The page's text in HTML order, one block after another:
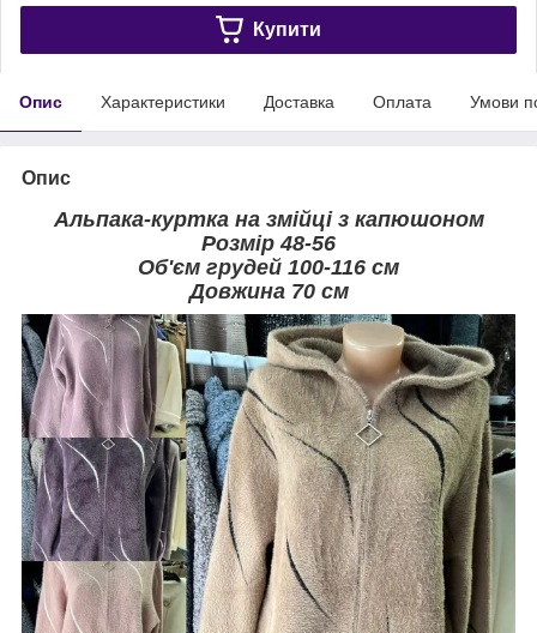
Купити
Опис Характеристики Доставка Оплата Умови
Опис
Альпака-куртка на змійці з капюшоном
Розмір 48-56
Об'єм грудей 100-116 см
Довжина 70 см